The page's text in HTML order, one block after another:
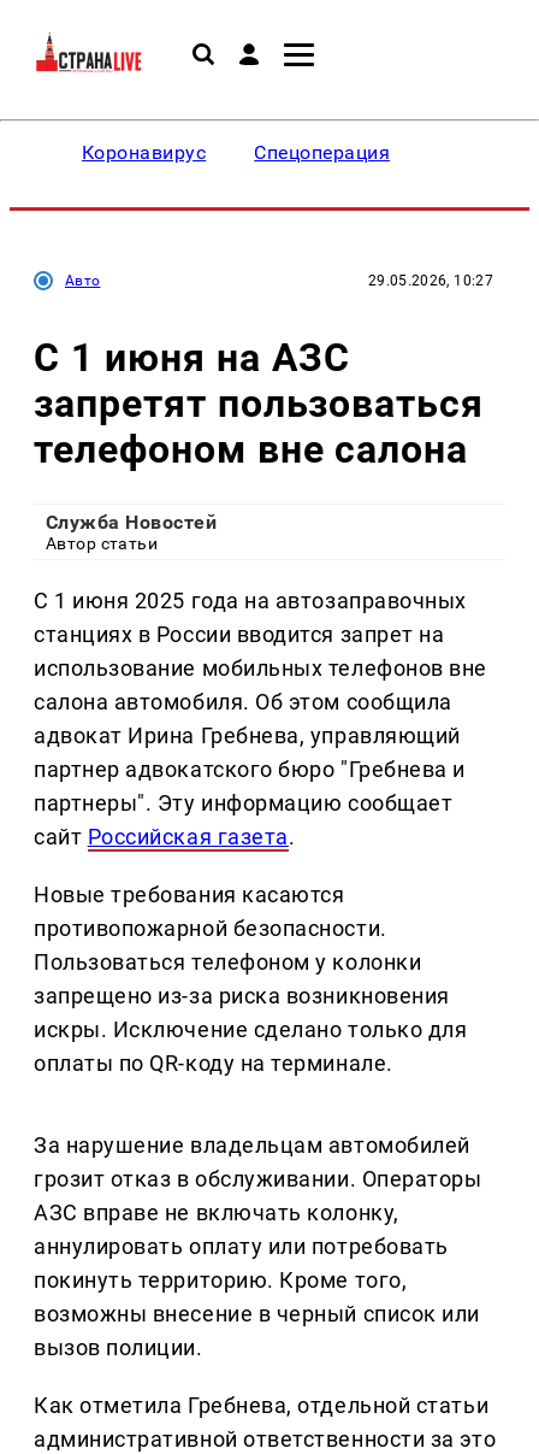
Коронавирус Спецоперация
Авто 29.05.2026, 10:27
С 1 июня на АЗС
запретят пользоваться
телефоном вне салона
Служба Новостей
Автор статьи
С 1 июня 2025 года на автозаправочных
станциях в России вводится запрет на
использование мобильных телефонов вне
салона автомобиля. Об этом сообщила
адвокат Ирина Гребнева, управляющий
партнер адвокатского бюро "Гребнева и
партнеры". Эту информацию сообщает
сайт Российская газета.
Новые требования касаются
противопожарной безопасности.
Пользоваться телефоном у колонки
запрещено из-за риска возникновения
искры. Исключение сделано только для
оплаты по QR-коду на терминале.
За нарушение владельцам автомобилей
грозит отказ в обслуживании. Операторы
АЗС вправе не включать колонку,
аннулировать оплату или потребовать
покинуть территорию. Кроме того,
возможны внесение в черный список или
вызов полиции.
Как отметила Гребнева, отдельной статьи
административной ответственности за это